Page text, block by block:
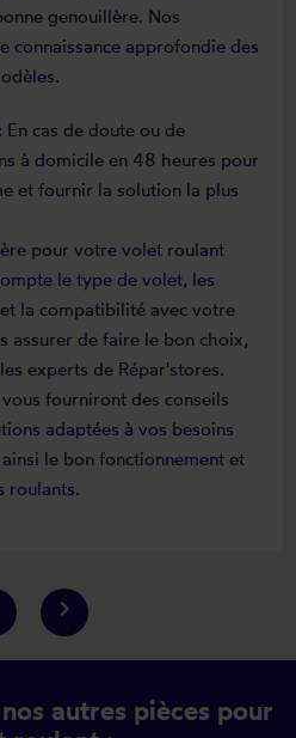
genouillère. Nos
connaissance approfondie des
cas de doute ou de
à domicile en 48 heures pour
et fournir la solution la plus
pour votre volet roulant
le type de volet, les
la compatibilité avec votre
assurer de faire le bon choix,
experts de Répar'stores.
fourniront des conseils
adaptées à vos besoins
le bon fonctionnement et
roulants.
keyboard_arrow_right
autres pièces pour